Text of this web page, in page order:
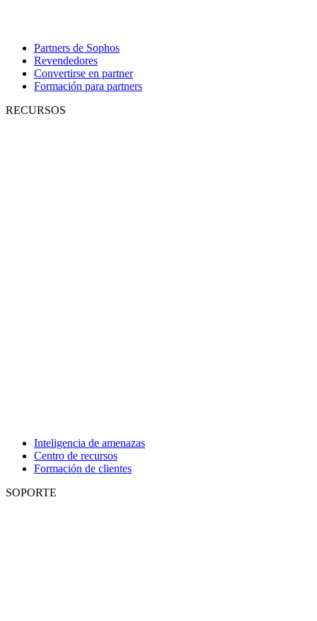
Partners de Sophos
Revendedores
Convertirse en partner
Formación para partners
RECURSOS
Inteligencia de amenazas
Centro de recursos
Formación de clientes
SOPORTE